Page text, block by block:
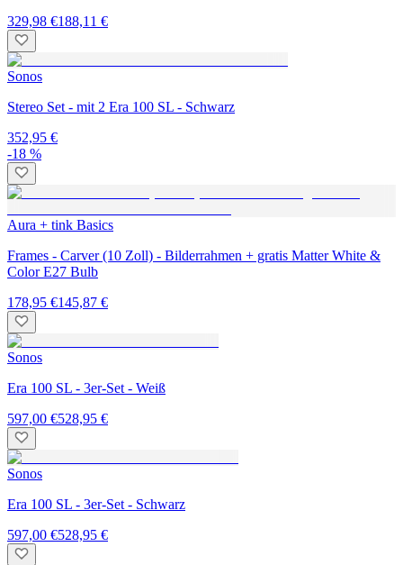
329,98 €188,11 €
Sonos
Stereo Set - mit 2 Era 100 SL - Schwarz
352,95 €
-18 %
Aura + tink Basics
Frames - Carver (10 Zoll) - Bilderrahmen + gratis Matter White &
Color E27 Bulb
178,95 €145,87 €
Sonos
Era 100 SL - 3er-Set - Weiß
597,00 €528,95 €
Sonos
Era 100 SL - 3er-Set - Schwarz
597,00 €528,95 €